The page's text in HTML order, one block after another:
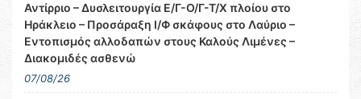
Αντίρριο – Δυσλειτουργία Ε/Γ-Ο/Γ-Τ/Χ πλοίου στο
Ηράκλειο – Προσάραξη Ι/Φ σκάφους στο Λαύριο –
Εντοπισμός αλλοδαπών στους Καλούς Λιμένες –
Διακομιδές ασθενώ
07/08/26